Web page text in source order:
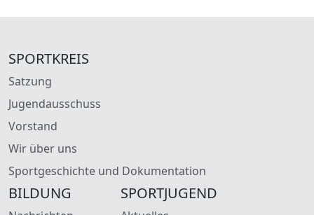
SPORTKREIS
Satzung
Jugendausschuss
Vorstand
Wir über uns
Sportgeschichte und Dokumentation
BILDUNG SPORTJUGEND